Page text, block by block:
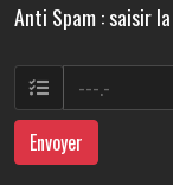
Anti Spam : saisir
Envoyer